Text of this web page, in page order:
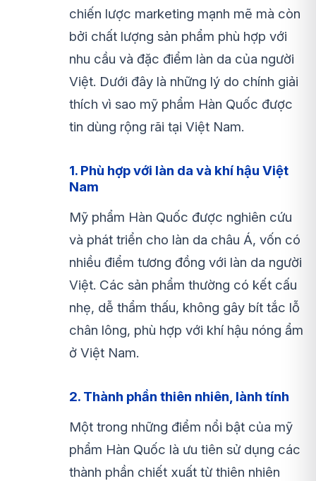
chiến lược marketing mạnh mẽ mà còn
bởi chất lượng sản phẩm phù hợp với
nhu cầu và đặc điểm làn da của người
Việt. Dưới đây là những lý do chính giải
thích vì sao mỹ phẩm Hàn Quốc được
tin dùng rộng rãi tại Việt Nam.
1. Phù hợp với làn da và khí hậu Việt
Nam
Mỹ phẩm Hàn Quốc được nghiên cứu
và phát triển cho làn da châu Á, vốn có
nhiều điểm tương đồng với làn da người
Việt. Các sản phẩm thường có kết cấu
nhẹ, dễ thẩm thấu, không gây bít tắc lỗ
chân lông, phù hợp với khí hậu nóng ẩm
ở Việt Nam.
2. Thành phần thiên nhiên, lành tính
Một trong những điểm nổi bật của mỹ
phẩm Hàn Quốc là ưu tiên sử dụng các
thành phần chiết xuất từ thiên nhiên